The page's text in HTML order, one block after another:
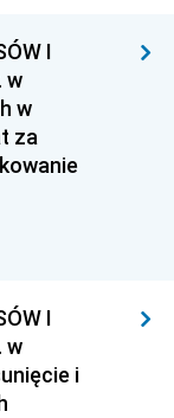
I
w
w
za
I
w
i